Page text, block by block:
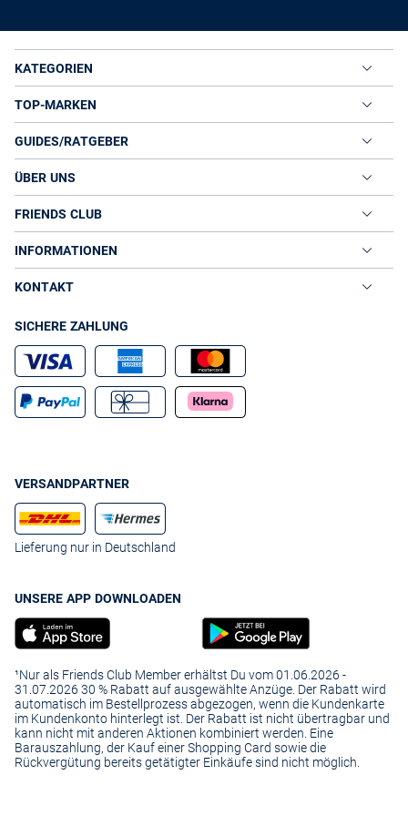
KATEGORIEN
TOP-MARKEN
GUIDES/RATGEBER
ÜBER UNS
FRIENDS CLUB
INFORMATIONEN
KONTAKT
SICHERE ZAHLUNG
VERSANDPARTNER
Lieferung nur in Deutschland
UNSERE APP DOWNLOADEN
¹Nur als Friends Club Member erhältst Du vom 01.06.2026 -
31.07.2026 30 % Rabatt auf ausgewählte Anzüge. Der Rabatt wird
automatisch im Bestellprozess abgezogen, wenn die Kundenkarte
im Kundenkonto hinterlegt ist. Der Rabatt ist nicht übertragbar und
kann nicht mit anderen Aktionen kombiniert werden. Eine
Barauszahlung, der Kauf einer Shopping Card sowie die
Rückvergütung bereits getätigter Einkäufe sind nicht möglich.